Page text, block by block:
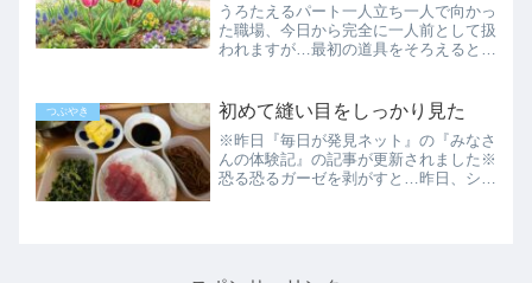
うろたえるパート一人立ち一人で向かっ
た職場、今日から完全に一人前として扱
われますが…最初の道具をそろえるとこ
な上に暗くて、初日に先輩に見せてもら
った「最初に揃える道具」...
つぶやき 初めて縫い目をしっかり見た
※昨日『毎日が発見ネット』の『みなさ
んの体験記』の記事が更新されました※
恐る恐るガーゼを剥がすと…昨日、シャ